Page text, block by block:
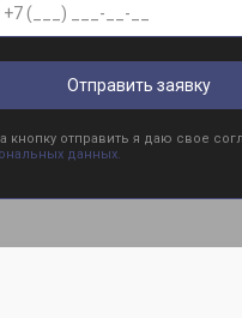
Отправить заявку
кнопку отправить я даю свое
данных.